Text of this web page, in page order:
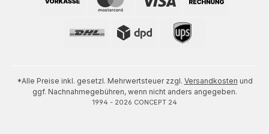
*Alle Preise inkl. gesetzl. Mehrwertsteuer zzgl. Versandkosten und
ggf. Nachnahmegebühren, wenn nicht anders angegeben.
1994 - 2026 CONCEPT 24